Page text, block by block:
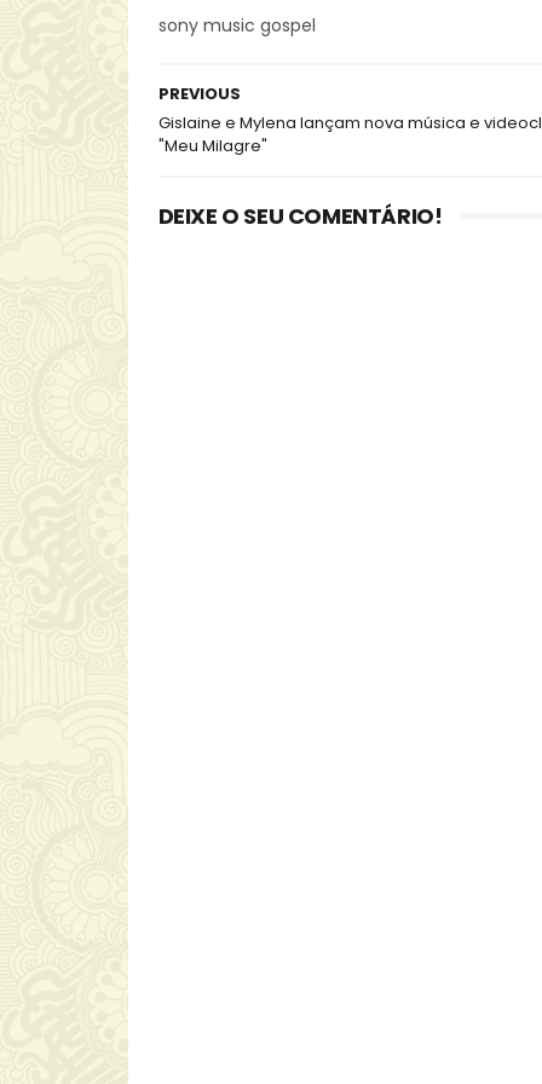
sony music gospel
PREVIOUS
Gislaine e Mylena lançam nova música e
"Meu Milagre"
DEIXE O SEU COMENTÁRIO!